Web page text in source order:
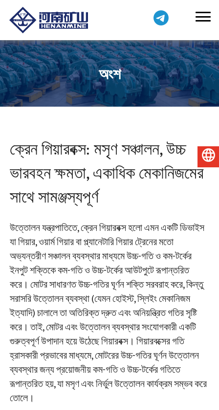
অংশ
ক্রেন গিয়ারবক্স: মসৃণ সঞ্চালন, উচ্চ
ভারবহন ক্ষমতা, একাধিক মেকানিজমের
সাথে সামঞ্জস্যপূর্ণ
উত্তোলন যন্ত্রপাতিতে, ক্রেন গিয়ারবক্স হলো এমন একটি ডিভাইস
যা গিয়ার, ওয়ার্ম গিয়ার বা প্ল্যানেটারি গিয়ার ট্রেনের মতো
অভ্যন্তরীণ সঞ্চালন ব্যবস্থার মাধ্যমে উচ্চ-গতি ও কম-টর্কের
ইনপুট শক্তিকে কম-গতি ও উচ্চ-টর্কের আউটপুটে রূপান্তরিত
করে। মোটর সাধারণত উচ্চ-গতির ঘূর্ণন শক্তি সরবরাহ করে, কিন্তু
সরাসরি উত্তোলন ব্যবস্থা (যেমন হোইস্ট, স্লিইং মেকানিজম
ইত্যাদি) চালালে তা অতিরিক্ত দ্রুত এবং অনিয়ন্ত্রিত গতির সৃষ্টি
করে। তাই, মোটর এবং উত্তোলন ব্যবস্থার সংযোগকারী একটি
গুরুত্বপূর্ণ উপাদান হয়ে উঠেছে গিয়ারবক্স। গিয়ারবক্সের গতি
হ্রাসকারী প্রভাবের মাধ্যমে, মোটরের উচ্চ-গতির ঘূর্ণন উত্তোলন
ব্যবস্থার জন্য প্রয়োজনীয় কম-গতি ও উচ্চ-টর্কের গতিতে
রূপান্তরিত হয়, যা মসৃণ এবং নির্ভুল উত্তোলন কার্যক্রম সম্ভব করে
তোলে।
বাংলা